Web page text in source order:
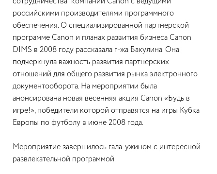
российскими производителями программного
обеспечения. О специализированной партнерской
программе Сanon и планах развития бизнеса Canon
DIMS в 2008 году рассказала г-жа Бакулина. Она
подчеркнула важность развития партнерских
отношений для общего развития рынка электронного
документооборота. На мероприятии была
анонсирована новая весенняя акция Canon «Будь в
игре!», победители которой отправятся на игры Кубка
Европы по футболу в июне 2008 года.
Мероприятие завершилось гала-ужином с интересной
развлекательной программой.